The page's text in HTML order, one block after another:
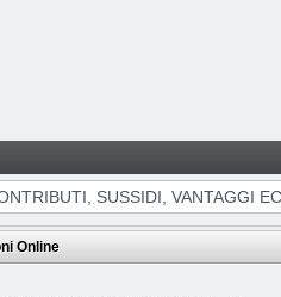
SUSSIDI, VANTAGGI
Online